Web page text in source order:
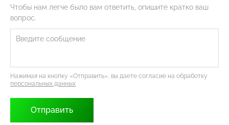
Чтобы нам легче было вам ответить, опишите кратко ваш
вопрос.
Нажимая на кнопку «Отправить», вы даете согласие на обработку
персональных данных